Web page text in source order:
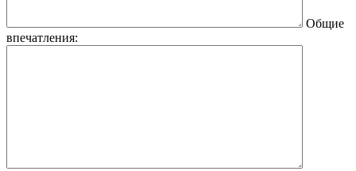
Общие
впечатления: